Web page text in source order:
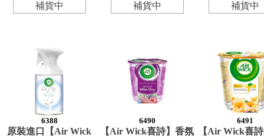
補貨中 補貨中 補貨中
6388
原裝進口【Air Wick
6490
【Air Wick喜詩】香氛
6491
【Air Wick喜